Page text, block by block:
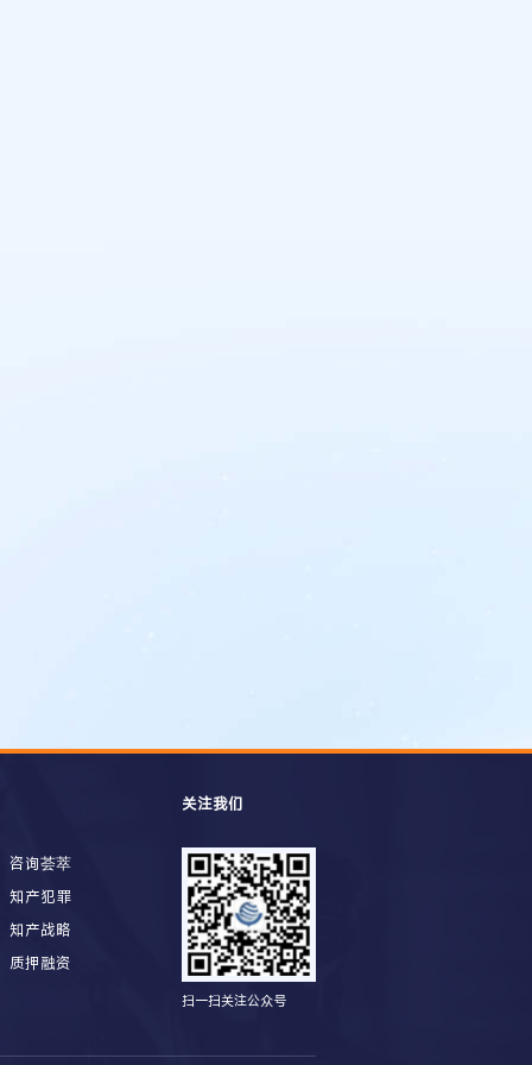
咨询荟萃
知产犯罪
知产战略
质押融资
关注我们
扫一扫关注公众号